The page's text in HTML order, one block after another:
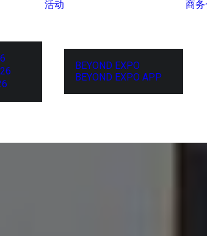
活动
BEYOND EXPO
BEYOND EXPO APP
商